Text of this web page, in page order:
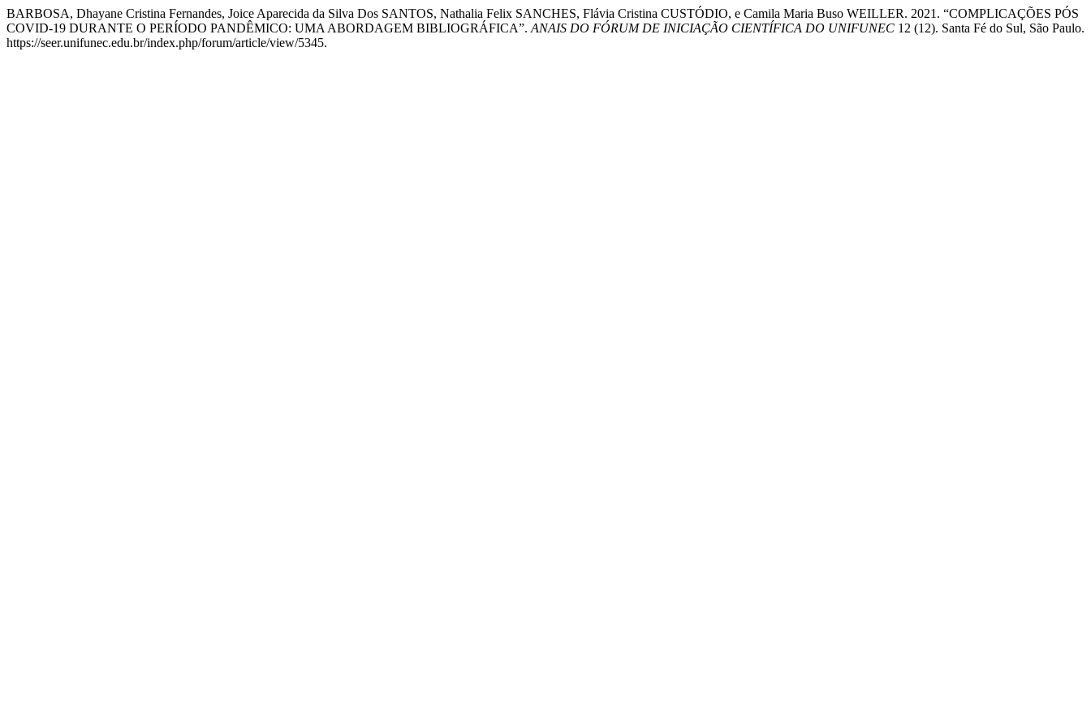
BARBOSA, Dhayane Cristina Fernandes, Joice Aparecida da Silva Dos SANTOS, Nathalia Felix SANCHES, Flávia Cristina CUSTÓDIO, e Camila Maria Buso WEILLER. 2021. “COMPLICAÇÕES PÓS
COVID-19 DURANTE O PERÍODO PANDÊMICO: UMA ABORDAGEM BIBLIOGRÁFICA”. ANAIS DO FÓRUM DE INICIAÇÃO CIENTÍFICA DO UNIFUNEC 12 (12). Santa Fé do Sul, São Paulo.
https://seer.unifunec.edu.br/index.php/forum/article/view/5345.